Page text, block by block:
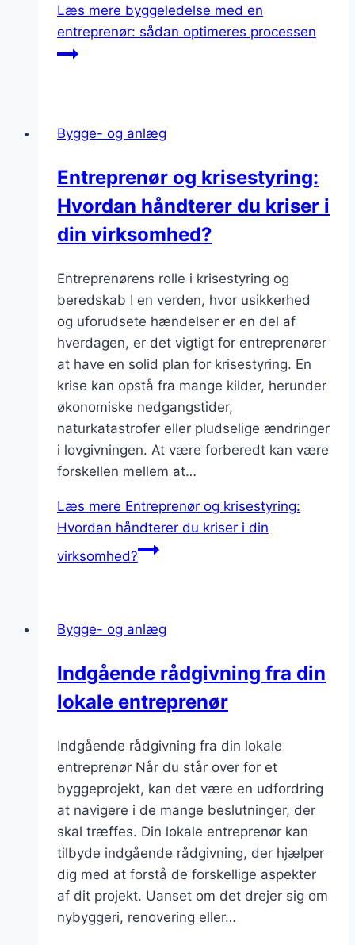
Læs mere byggeledelse med en
entreprenør: sådan optimeres processen
Bygge- og anlæg
Entreprenør og krisestyring:
Hvordan håndterer du kriser i
din virksomhed?
Entreprenørens rolle i krisestyring og
beredskab I en verden, hvor usikkerhed
og uforudsete hændelser er en del af
hverdagen, er det vigtigt for entreprenører
at have en solid plan for krisestyring. En
krise kan opstå fra mange kilder, herunder
økonomiske nedgangstider,
naturkatastrofer eller pludselige ændringer
i lovgivningen. At være forberedt kan være
forskellen mellem at…
Læs mere Entreprenør og krisestyring:
Hvordan håndterer du kriser i din
virksomhed?
Bygge- og anlæg
Indgående rådgivning fra din
lokale entreprenør
Indgående rådgivning fra din lokale
entreprenør Når du står over for et
byggeprojekt, kan det være en udfordring
at navigere i de mange beslutninger, der
skal træffes. Din lokale entreprenør kan
tilbyde indgående rådgivning, der hjælper
dig med at forstå de forskellige aspekter
af dit projekt. Uanset om det drejer sig om
nybyggeri, renovering eller…